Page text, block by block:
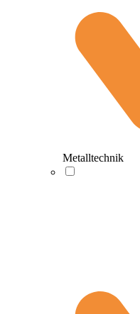
Metalltechnik